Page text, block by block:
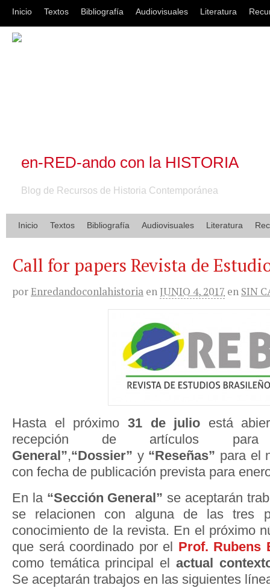
Inicio Textos Bibliografía Audiovisuales Literatura
en-RED-ando con la HISTORIA
Blog de Recursos de Historia Contemporánea
Inicio Textos Bibliografía Audiovisuales Literatura
Call for papers Revista de
porEnredandoconlahistoria enJUNIO 4, 2017 en SIN
Hasta el próximo 31 de julio está
recepción de artículos
General”,“Dossier” y “Reseñas” para el
con fecha de publicación prevista para
En la “Sección General” se aceptarán
se relacionen con alguna de las tres
conocimiento de la revista. En el próximo
que será coordinado por el Prof. Rubens
como temática principal el actual
Se aceptarán trabajos en las siguientes